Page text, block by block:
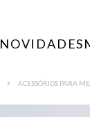
NOVIDADES
ACESSÓRIOS PARA